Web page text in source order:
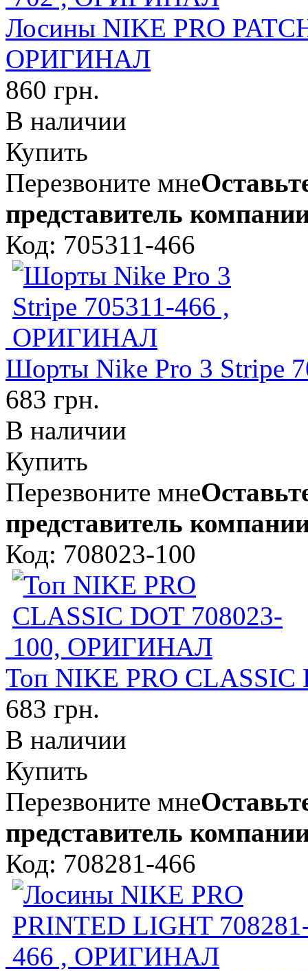
Лосины NIKE PRO
ОРИГИНАЛ
860 грн.
В наличии
Купить
Перезвоните мне
представитель
Код: 705311-466
Шорты Nike Pro 3 Stripe
683 грн.
В наличии
Купить
Перезвоните мне
представитель
Код: 708023-100
Топ NIKE PRO
683 грн.
В наличии
Купить
Перезвоните мне
представитель
Код: 708281-466